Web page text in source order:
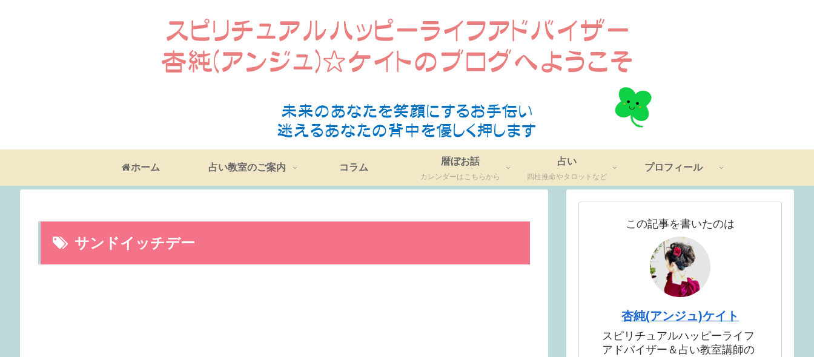
ホーム 占い教室のご案内 コラム
暦ぼお話
カレンダーはこちらから
占い
四柱推命やタロットなど
プロフィール
サンドイッチデー
この記事を書いたのは
杏純(アンジュ)ケイト
スピリチュアルハッピーライフ
アドバイザー＆占い教室講師の